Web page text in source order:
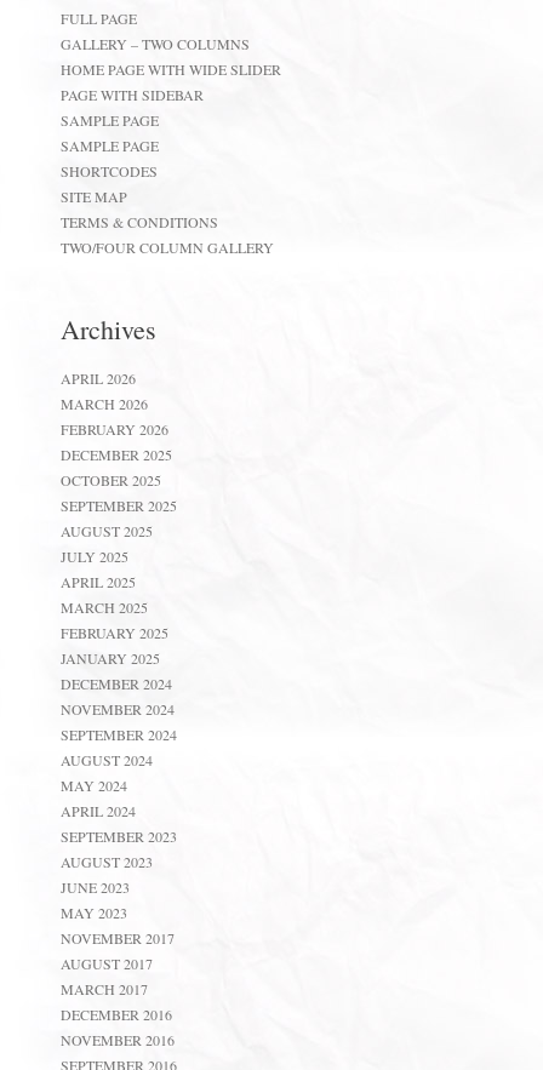
FULL PAGE
GALLERY – TWO COLUMNS
HOME PAGE WITH WIDE SLIDER
PAGE WITH SIDEBAR
SAMPLE PAGE
SAMPLE PAGE
SHORTCODES
SITE MAP
TERMS & CONDITIONS
TWO/FOUR COLUMN GALLERY
Archives
APRIL 2026
MARCH 2026
FEBRUARY 2026
DECEMBER 2025
OCTOBER 2025
SEPTEMBER 2025
AUGUST 2025
JULY 2025
APRIL 2025
MARCH 2025
FEBRUARY 2025
JANUARY 2025
DECEMBER 2024
NOVEMBER 2024
SEPTEMBER 2024
AUGUST 2024
MAY 2024
APRIL 2024
SEPTEMBER 2023
AUGUST 2023
JUNE 2023
MAY 2023
NOVEMBER 2017
AUGUST 2017
MARCH 2017
DECEMBER 2016
NOVEMBER 2016
SEPTEMBER 2016